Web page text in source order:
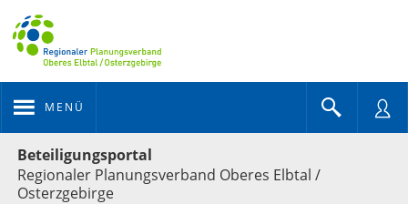
MENÜ
Beteiligungsportal
Regionaler Planungsverband Oberes Elbtal /
Osterzgebirge